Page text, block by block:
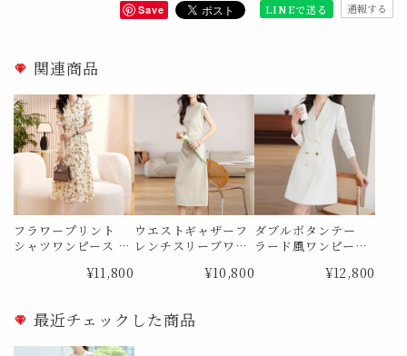
Save LINEで送る 通報する
関連商品
フラワープリント
シャツワンピース M
¥11,800
ウエストギャザーフ
レンチスリーブワン
¥10,800
ダブルボタンテー
ラード風ワンピース
¥12,800
最近チェックした商品